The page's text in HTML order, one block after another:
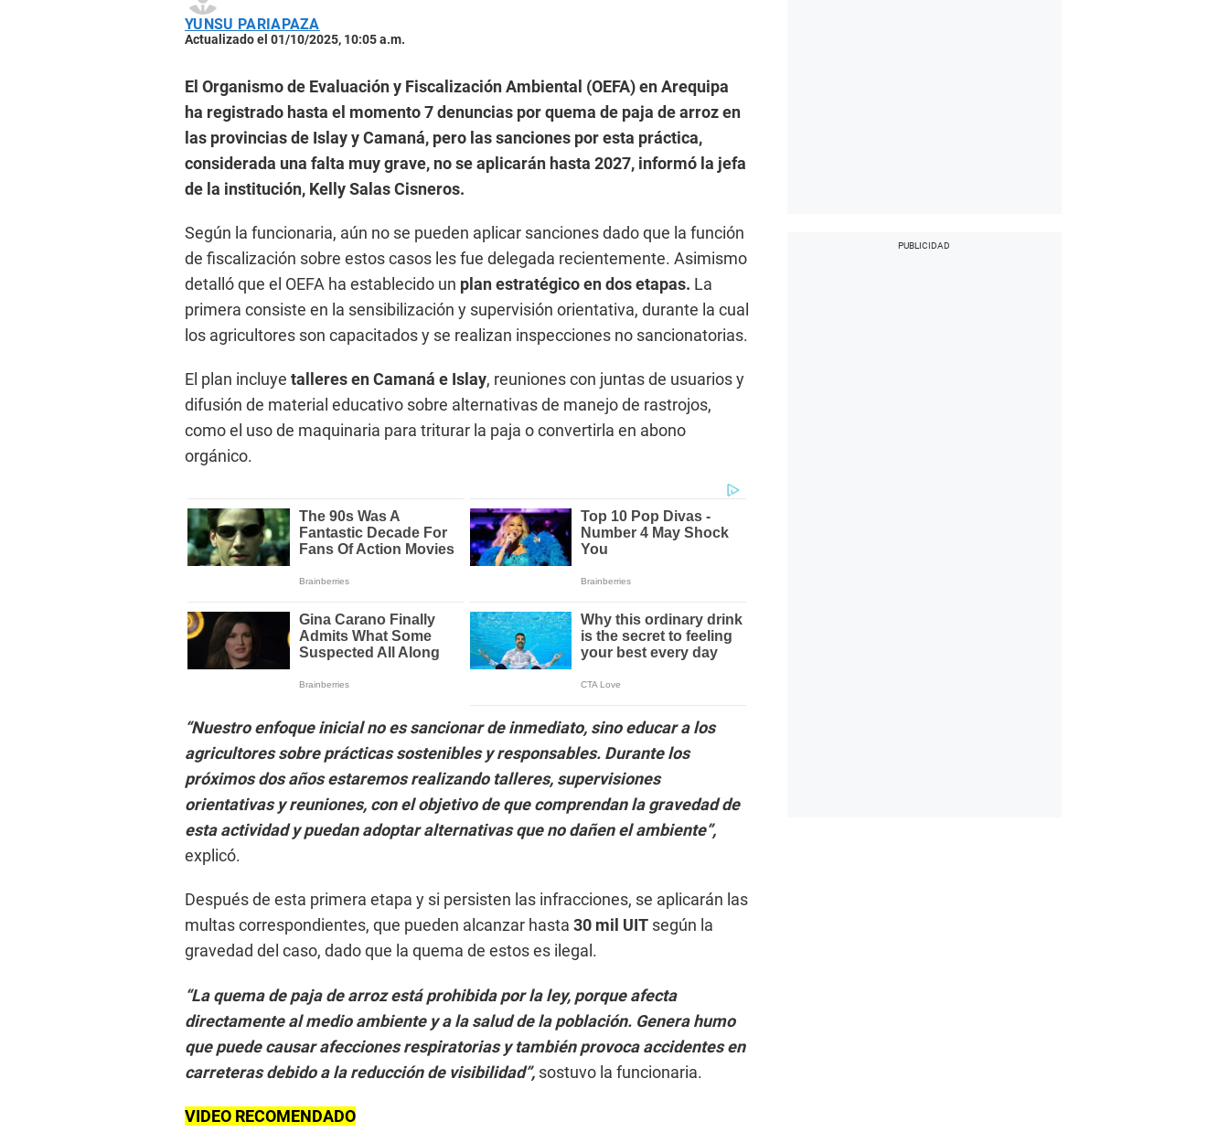
YUNSU PARIAPAZA
Actualizado el 01/10/2025, 10:05 a.m.
El Organismo de Evaluación y Fiscalización Ambiental (OEFA) en Arequipa
ha registrado hasta el momento 7 denuncias por quema de paja de arroz en
las provincias de Islay y Camaná, pero las sanciones por esta práctica,
considerada una falta muy grave, no se aplicarán hasta 2027, informó la jefa
de la institución, Kelly Salas Cisneros.
Según la funcionaria, aún no se pueden aplicar sanciones dado que la función
de fiscalización sobre estos casos les fue delegada recientemente. Asimismo
detalló que el OEFA ha establecido un plan estratégico en dos etapas. La
primera consiste en la sensibilización y supervisión orientativa, durante la cual
los agricultores son capacitados y se realizan inspecciones no sancionatorias.
El plan incluye talleres en Camaná e Islay, reuniones con juntas de usuarios y
difusión de material educativo sobre alternativas de manejo de rastrojos,
como el uso de maquinaria para triturar la paja o convertirla en abono
orgánico.
“Nuestro enfoque inicial no es sancionar de inmediato, sino educar a los
agricultores sobre prácticas sostenibles y responsables. Durante los
próximos dos años estaremos realizando talleres, supervisiones
orientativas y reuniones, con el objetivo de que comprendan la gravedad de
esta actividad y puedan adoptar alternativas que no dañen el ambiente”,
explicó.
Después de esta primera etapa y si persisten las infracciones, se aplicarán las
multas correspondientes, que pueden alcanzar hasta 30 mil UIT según la
gravedad del caso, dado que la quema de estos es ilegal.
“La quema de paja de arroz está prohibida por la ley, porque afecta
directamente al medio ambiente y a la salud de la población. Genera humo
que puede causar afecciones respiratorias y también provoca accidentes en
carreteras debido a la reducción de visibilidad”, sostuvo la funcionaria.
VIDEO RECOMENDADO